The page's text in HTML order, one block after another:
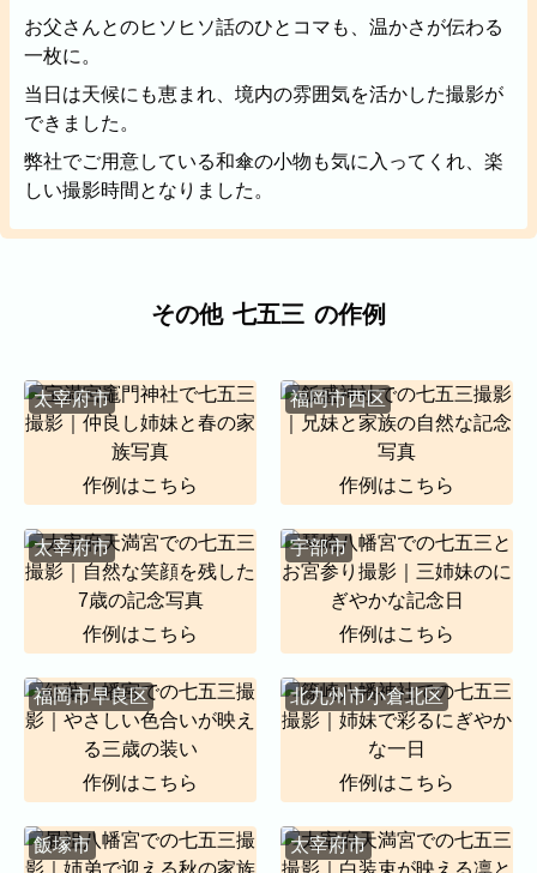
撮影・制作に対する考え方をご紹介してい
KUMICODEのことを、少し知っていただけ
たらうれしいです。
写真撮影・動画撮影・WEBサイト制作を行っています。
WEBサイト制作
今まで寄せられた質問をまとめました。
BLOG
CONTACT
お父さんとのヒソヒソ話のひとコマも、温かさが伝わる
一枚に。
当日は天候にも恵まれ、境内の雰囲気を活かした撮影が
できました。
弊社でご用意している和傘の小物も気に入ってくれ、楽
しい撮影時間となりました。
その他 七五三 の作例
太宰府市
作例はこちら
福岡市西区
作例はこちら
太宰府市
作例はこちら
宇部市
作例はこちら
福岡市早良区
作例はこちら
北九州市小倉北区
作例はこちら
飯塚市 太宰府市